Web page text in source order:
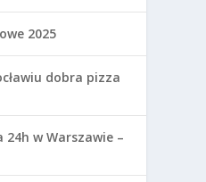
2025
dobra pizza
w Warszawie –